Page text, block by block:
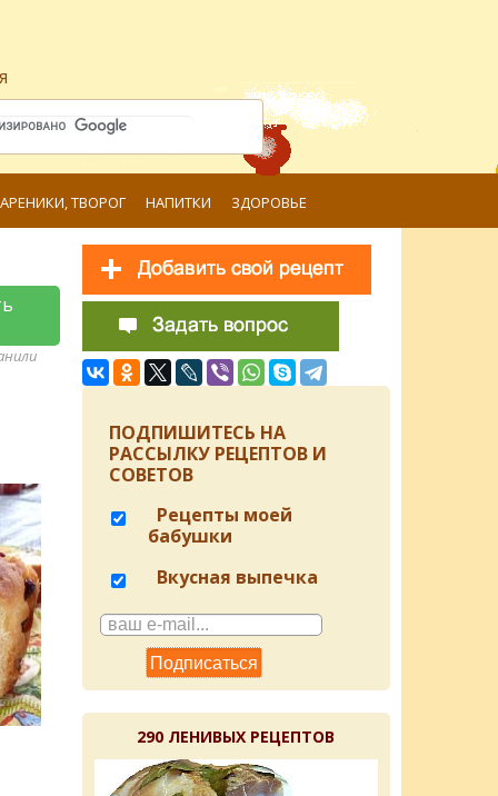
ТВОРОГ НАПИТКИ ЗДОРОВЬЕ
ПОДПИШИТЕСЬ НА
РАССЫЛКУ РЕЦЕПТОВ И
СОВЕТОВ
Рецепты моей
бабушки
Вкусная выпечка
290 ЛЕНИВЫХ РЕЦЕПТОВ